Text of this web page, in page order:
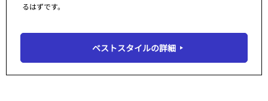
るはずです。
ベストスタイルの詳細